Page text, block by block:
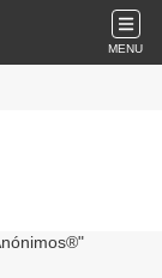
MENU